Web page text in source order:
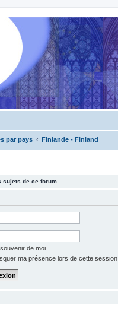
par pays Finlande - Finland
de ce forum.
de moi
ma présence lors de cette session